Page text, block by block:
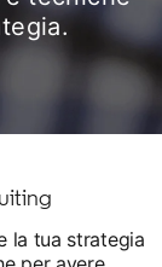
la tua strategia